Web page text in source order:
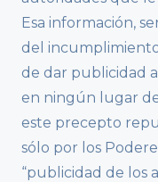
Esa información,
del
de dar publicidad
en ningún lugar
este precepto
sólo por los
“publicidad de los